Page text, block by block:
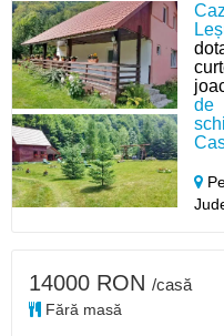
de
14000 RON /casă
Fără masă